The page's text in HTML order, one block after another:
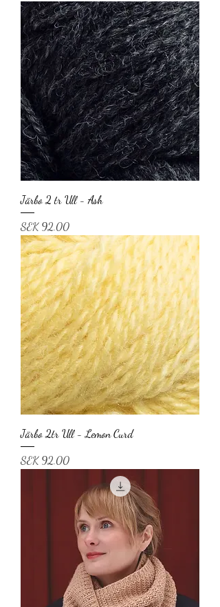
Järbo 2 tr Ull - Ash
Price
SEK 92.00
Järbo 2tr Ull - Lemon Curd
Price
SEK 92.00